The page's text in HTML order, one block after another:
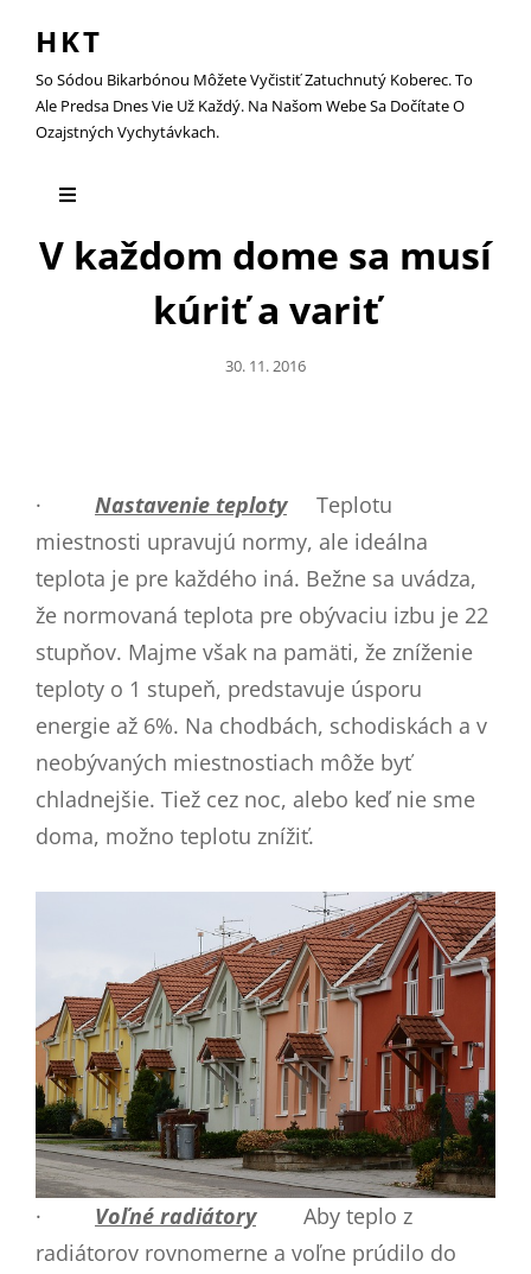
HKT
So Sódou Bikarbónou Môžete Vyčistiť Zatuchnutý Koberec. To
Ale Predsa Dnes Vie Už Každý. Na Našom Webe Sa Dočítate O
Ozajstných Vychytávkach.
V každom dome sa musí
kúriť a variť
Posted
30. 11. 2016
· Nastavenie teplotyTeplotu
miestnosti upravujú normy, ale ideálna
teplota je pre každého iná. Bežne sa uvádza,
že normovaná teplota pre obývaciu izbu je 22
stupňov. Majme však na pamäti, že zníženie
teploty o 1 stupeň, predstavuje úsporu
energie až 6%. Na chodbách, schodiskách a v
neobývaných miestnostiach môže byť
chladnejšie. Tiež cez noc, alebo keď nie sme
doma, možno teplotu znížiť.
· Voľné radiátoryAby teplo z
radiátorov rovnomerne a voľne prúdilo do